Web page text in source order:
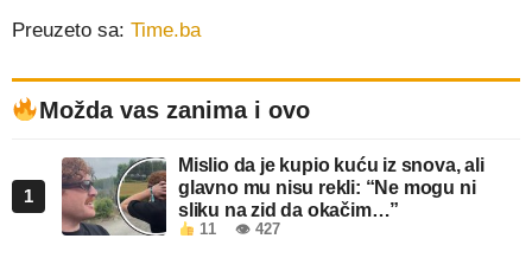
Preuzeto sa: Time.ba
Možda vas zanima i ovo
1
Mislio da je kupio kuću iz snova, ali
glavno mu nisu rekli: “Ne mogu ni
sliku na zid da okačim…”
11 👁 427